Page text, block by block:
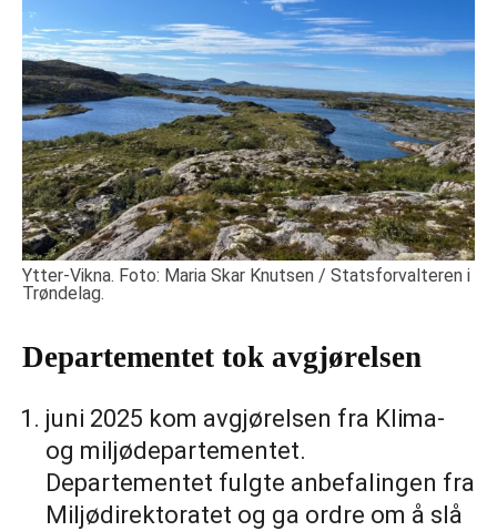
Ytter-Vikna. Foto: Maria Skar Knutsen / Statsforvalteren i
Trøndelag.
Departementet tok avgjørelsen
juni 2025 kom avgjørelsen fra Klima-
og miljødepartementet.
Departementet fulgte anbefalingen fra
Miljødirektoratet og ga ordre om å slå